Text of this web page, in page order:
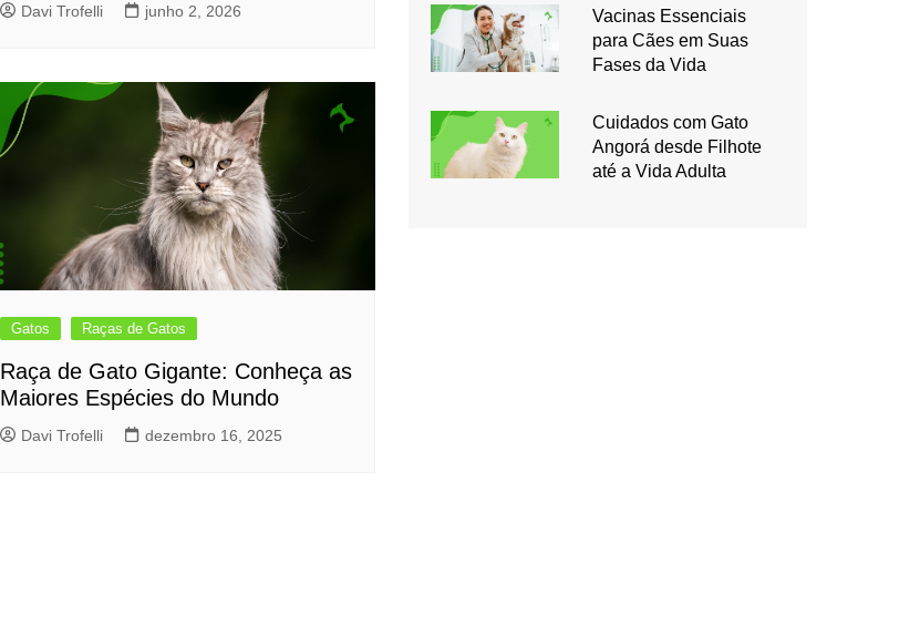
Davi Trofelli junho 2, 2026
Gatos Raças de Gatos
Raça de Gato Gigante: Conheça as
Maiores Espécies do Mundo
Davi Trofelli dezembro 16, 2025
Vacinas Essenciais
para Cães em Suas
Fases da Vida
Cuidados com Gato
Angorá desde Filhote
até a Vida Adulta